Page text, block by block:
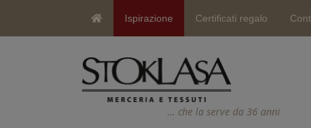
Ispirazione Certificati regalo
… che la serve da 36 anni